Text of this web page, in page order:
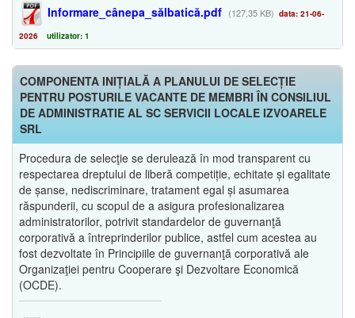
Informare_cânepa_sălbatică.pdf (127,35 KB) data: 21-06-
2026 utilizator: 1
COMPONENTA INIȚIALĂ A PLANULUI DE SELECȚIE
PENTRU POSTURILE VACANTE DE MEMBRI ÎN CONSILIUL
DE ADMINISTRATIE AL SC SERVICII LOCALE IZVOARELE
SRL
Procedura de selecţie se derulează în mod transparent cu
respectarea dreptului de liberă competiție, echitate și egalitate
de șanse, nediscriminare, tratament egal și asumarea
răspunderii, cu scopul de a asigura profesionalizarea
administratorilor, potrivit standardelor de guvernanţă
corporativă a întreprinderilor publice, astfel cum acestea au
fost dezvoltate în Principiile de guvernanţă corporativă ale
Organizaţiei pentru Cooperare şi Dezvoltare Economică
(OCDE).